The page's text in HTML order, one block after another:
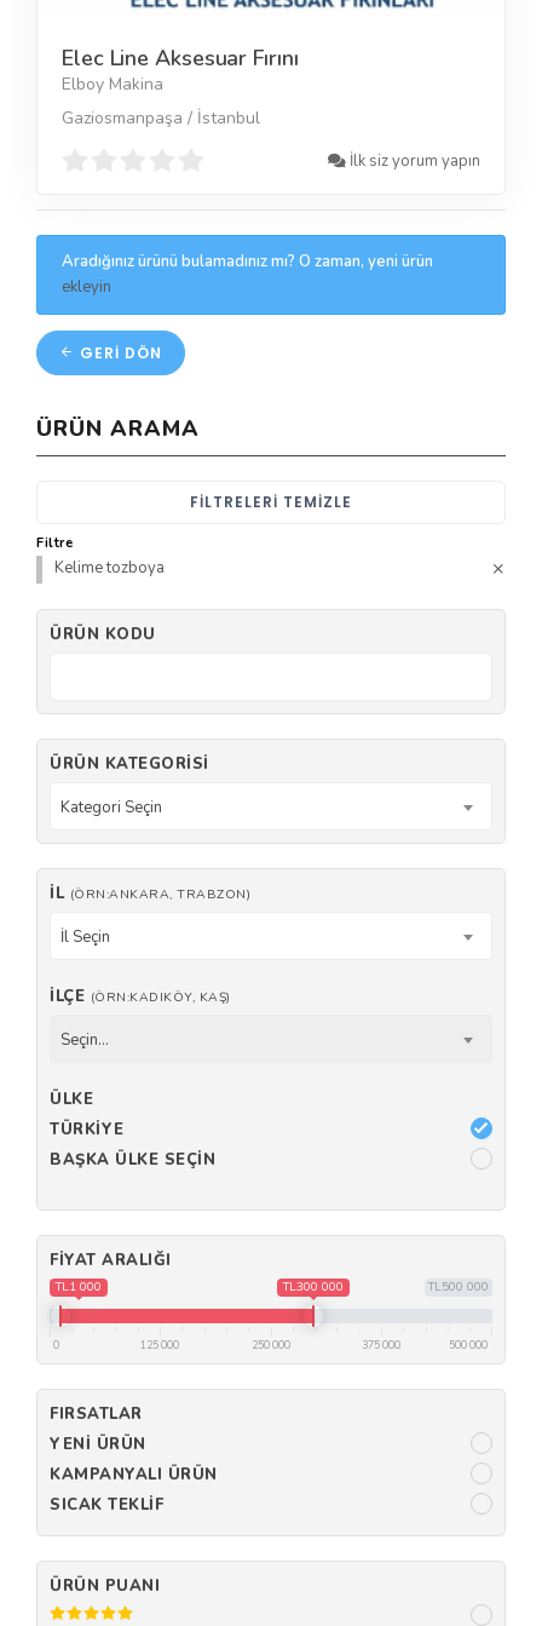
Elec Line Aksesuar Fırını
Elboy Makina
Gaziosmanpaşa / İstanbul
İlk siz yorum yapın
Aradığınız ürünü bulamadınız mı? O zaman, yeni ürün
ekleyin
GERI DÖN
ÜRÜN ARAMA
FILTRELERI TEMIZLE
Filtre
Kelime tozboya
ÜRÜN KODU
ÜRÜN KATEGORISI
Kategori Seçin
İL (ÖRN:ANKARA, TRABZON)
İl Seçin
İLÇE (ÖRN:KADIKÖY, KAŞ)
Seçin...
ÜLKE
TÜRKIYE
BAŞKA ÜLKE SEÇIN
FIYAT ARALIĞI
TL500 000
TL1 000 TL300 000
0 125 000 250 000 375 000 500 000
FIRSATLAR
YENI ÜRÜN
KAMPANYALI ÜRÜN
SICAK TEKLIF
ÜRÜN PUANI